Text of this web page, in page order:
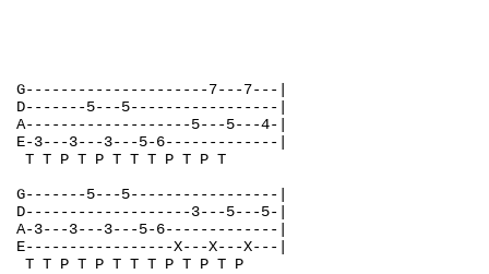
G---------------------7---7---|
D-------5---5-----------------|
A-------------------5---5---4-|
E-3---3---3---5-6-------------|
T T P T P T T T P T P T
G-------5---5-----------------|
D-------------------3---5---5-|
A-3---3---3---5-6-------------|
E-----------------X---X---X---|
T T P T P T T T P T P T P